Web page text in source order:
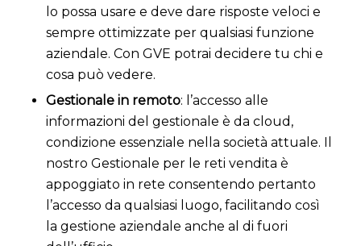
lo possa usare e deve dare risposte veloci e
sempre ottimizzate per qualsiasi funzione
aziendale. Con GVE potrai decidere tu chi e
cosa può vedere.
Gestionale in remoto: l’accesso alle
informazioni del gestionale è da cloud,
condizione essenziale nella società attuale. Il
nostro Gestionale per le reti vendita è
appoggiato in rete consentendo pertanto
l’accesso da qualsiasi luogo, facilitando così
la gestione aziendale anche al di fuori